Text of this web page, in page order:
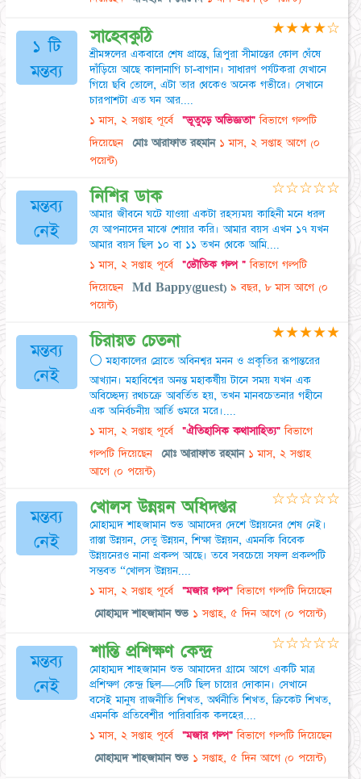
১ টি
মন্তব্য
সাহেবকুঠি
শ্রীমঙ্গলের একবারে শেষ প্রান্তে, ত্রিপুরা সীমান্তের কোল ঘেঁষে
দাঁড়িয়ে আছে কালানাগি চা-বাগান। সাধারণ পর্যটকরা যেখানে
গিয়ে ছবি তোলে, এটা তার থেকেও অনেক গভীরে। সেখানে
চারপাশটা এত ঘন আর....
১ মাস, ২ সপ্তাহ পূর্বে "ভূতুড়ে অভিজ্ঞতা"বিভাগে গল্পটি
দিয়েছেন
মোঃ আরাফাত রহমান ১ মাস, ২ সপ্তাহ আগে (০
পয়েন্ট)
★★★★☆
মন্তব্য
নেই
নিশির ডাক
আমার জীবনে ঘটে যাওয়া একটা রহস্যময় কাহিনী মনে ধরল
যে আপনাদের মাঝে শেয়ার করি। আমার বয়স এখন ১৭ যখন
আমার বয়স ছিল ১০ বা ১১ তখন থেকে আমি....
১ মাস, ২ সপ্তাহ পূর্বে "ভৌতিক গল্প "বিভাগে গল্পটি
দিয়েছেন
Md Bappy(guest) ৯ বছর, ৮ মাস আগে (০
পয়েন্ট)
☆☆☆☆☆
মন্তব্য
নেই
​চিরায়ত চেতনা
⚪ মহাকালের স্রোতে অবিনশ্বর মনন ও প্রকৃতির রূপান্তরের
আখ্যান। মহাবিশ্বের অনন্ত মহাকর্ষীয় টানে সময় যখন এক
অবিচ্ছেদ্য রথচক্রে আবর্তিত হয়, তখন মানবচেতনার গহীনে
এক অনির্বচনীয় আর্তি গুমরে মরে।....
১ মাস, ২ সপ্তাহ পূর্বে "ঐতিহাসিক কথাসাহিত্য"বিভাগে
গল্পটি দিয়েছেন
মোঃ আরাফাত রহমান ১ মাস, ২ সপ্তাহ
আগে (০ পয়েন্ট)
★★★★★
মন্তব্য
নেই
খোলস উন্নয়ন অধিদপ্তর
মোহাম্মদ শাহজামান শুভ আমাদের দেশে উন্নয়নের শেষ নেই।
রাস্তা উন্নয়ন, সেতু উন্নয়ন, শিক্ষা উন্নয়ন, এমনকি বিবেক
উন্নয়নেরও নানা প্রকল্প আছে। তবে সবচেয়ে সফল প্রকল্পটি
সম্ভবত “খোলস উন্নয়ন....
১ মাস, ২ সপ্তাহ পূর্বে "মজার গল্প"বিভাগে গল্পটি দিয়েছেন
মোহাম্মদ শাহজামান শুভ ১ সপ্তাহ, ৫ দিন আগে (০ পয়েন্ট)
☆☆☆☆☆
মন্তব্য
নেই
শান্তি প্রশিক্ষণ কেন্দ্র
মোহাম্মদ শাহজামান শুভ আমাদের গ্রামে আগে একটি মাত্র
প্রশিক্ষণ কেন্দ্র ছিল—সেটি ছিল চায়ের দোকান। সেখানে
বসেই মানুষ রাজনীতি শিখত, অর্থনীতি শিখত, ক্রিকেট শিখত,
এমনকি প্রতিবেশীর পারিবারিক কলহের....
১ মাস, ২ সপ্তাহ পূর্বে "মজার গল্প"বিভাগে গল্পটি দিয়েছেন
মোহাম্মদ শাহজামান শুভ ১ সপ্তাহ, ৫ দিন আগে (০ পয়েন্ট)
☆☆☆☆☆